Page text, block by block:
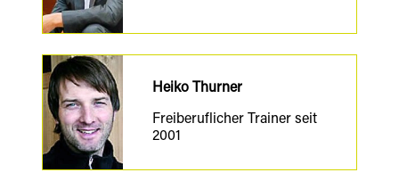
Heiko Thurner
Freiberuflicher Trainer seit
2001